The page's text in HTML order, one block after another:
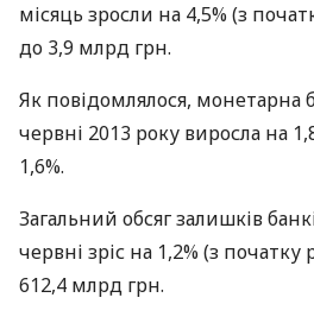
місяць зросли на 4,5% (з
до 3,9 млрд грн.
Як повідомлялося, монетарна
червні 2013 року виросла на
1,6%.
Загальний обсяг залишків
червні зріс на 1,2% (з початку
612,4 млрд грн.